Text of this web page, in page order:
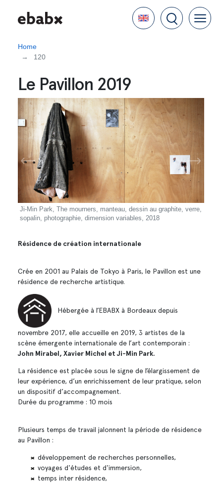
Language
Home
120
Le Pavillon 2019
Ji-Min Park, The mourners, manteau, dessin au graphite, verre,
sopalin, photographie, dimension variables, 2018
Résidence de création internationale
Crée en 2001 au Palais de Tokyo à Paris, le Pavillon est une
résidence de recherche artistique.
Hébergée à l’EBABX à Bordeaux depuis
novembre 2017, elle accueille en 2019, 3 artistes de la
scène émergente internationale de l’art contemporain :
John Mirabel, Xavier Michel et Ji-Min Park.
La résidence est placée sous le signe de l’élargissement de
leur expérience, d’un enrichissement de leur pratique, selon
un dispositif d’accompagnement.
Durée du programme : 10 mois
Plusieurs temps de travail jalonnent la période de résidence
au Pavillon :
développement de recherches personnelles,
voyages d'études et d'immersion,
temps inter résidence,